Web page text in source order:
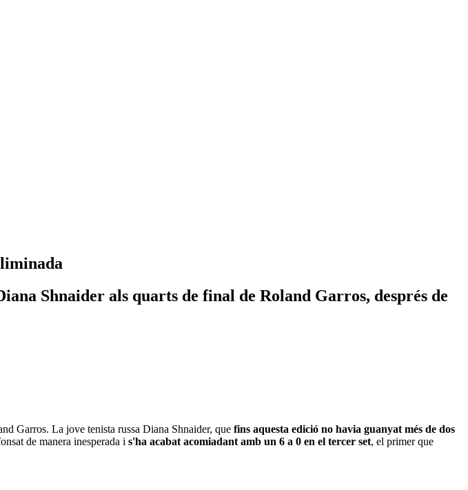
Shnaider als quarts de final de Roland Garros, després de
Garros. La jove tenista russa Diana Shnaider, que fins aquesta edició no havia guanyat més de dos
de manera inesperada i s'ha acabat acomiadant amb un 6 a 0 en el tercer set, el primer que